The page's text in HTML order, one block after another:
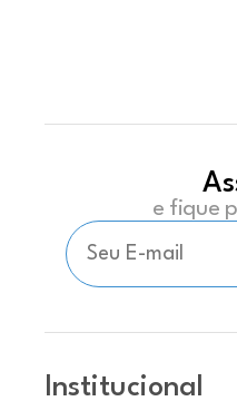
e fique
Institucional